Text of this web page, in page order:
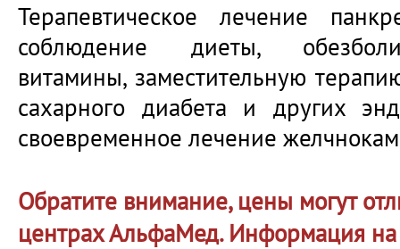
Терапевтическое лечение
соблюдение диеты,
витамины, заместительную
сахарного диабета и других
своевременное лечение
Обратите внимание, цены могут
центрах АльфаМед. Информация на